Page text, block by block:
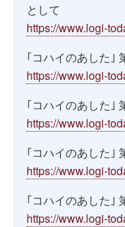
として
https://www.logi-
｢コハイのあした｣
https://www.logi-
｢コハイのあした｣
https://www.logi-
｢コハイのあした｣
https://www.logi-
｢コハイのあした｣
https://www.logi-